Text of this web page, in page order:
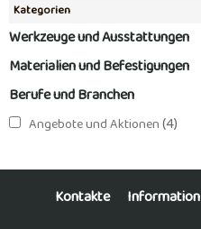
Kategorien
Werkzeuge und Ausstattungen
Materialien und Befestigungen
Berufe und Branchen
Angebote und Aktionen(4)
Kontakte Information